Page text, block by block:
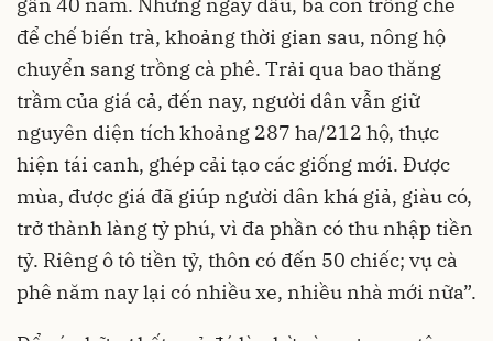
để chế biến trà, khoảng thời gian sau, nông hộ
chuyển sang trồng cà phê. Trải qua bao thăng
trầm của giá cả, đến nay, người dân vẫn giữ
nguyên diện tích khoảng 287 ha/212 hộ, thực
hiện tái canh, ghép cải tạo các giống mới. Được
mùa, được giá đã giúp người dân khá giả, giàu có,
trở thành làng tỷ phú, vì đa phần có thu nhập tiền
tỷ. Riêng ô tô tiền tỷ, thôn có đến 50 chiếc; vụ cà
phê năm nay lại có nhiều xe, nhiều nhà mới nữa”.